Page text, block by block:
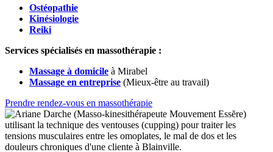
Ostéopathie
Kinésiologie
Reiki
Services spécialisés en massothérapie :
Massage à domicile à Mirabel
Massage en entreprise (Mieux-être au travail)
Prendre rendez-vous en massothérapie